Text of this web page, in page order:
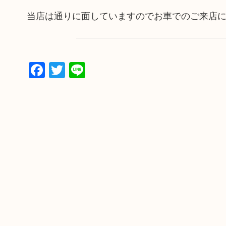
当店は通りに面していますのでお車でのご来店
Facebook
Twitter
Line